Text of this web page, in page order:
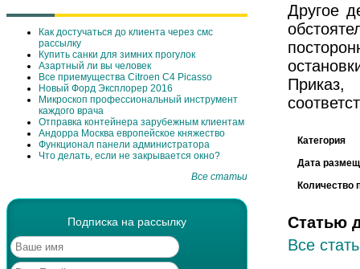
Как достучаться до клиента через смс
рассылку
Купить санки для зимних прогулок
Азартный ли вы человек
Все приемущества Сitroen C4 Picasso
Новый Форд Эксплорер 2016
Микроскоп профессиональный инструмент
каждого врача
Отправка контейнера зарубежным клиентам
Андорра Москва европейское княжество
Функционал панели администратора
Что делать, если не закрывается окно?
Все статьи
Подписка на рассылку
Другое
Категория
Дата
Количество
Статью
Все